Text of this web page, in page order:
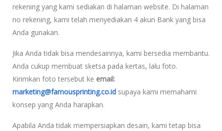
rekening yang kami sediakan di halaman website. Di halaman
no rekening, kami telah menyediakan 4 akun Bank yang bisa
Anda gunakan.
Jika Anda tidak bisa mendesainnya, kami bersedia membantu.
Anda cukup membuat sketsa pada kertas, lalu foto.
Kirimkan foto tersebut ke email:
marketing@famousprinting.co.id supaya kami memahami
konsep yang Anda harapkan.
Apabila Anda tidak mempersiapkan desain, kami tetap bisa